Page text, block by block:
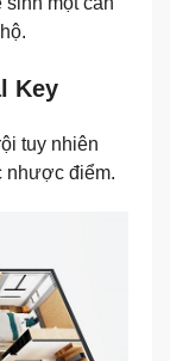
Key
tuy nhiên
nhược điểm.